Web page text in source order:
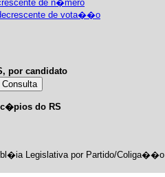
de n�mero
de vota��o
por candidato
do RS
Legislativa por Partido/Coliga��o